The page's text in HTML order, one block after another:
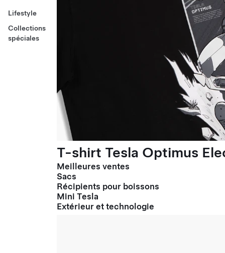
Lifestyle
Collections
spéciales
T-shirt Tesla Optimus
Meilleures ventes
Sacs
Récipients pour boissons
Mini Tesla
Extérieur et technologie